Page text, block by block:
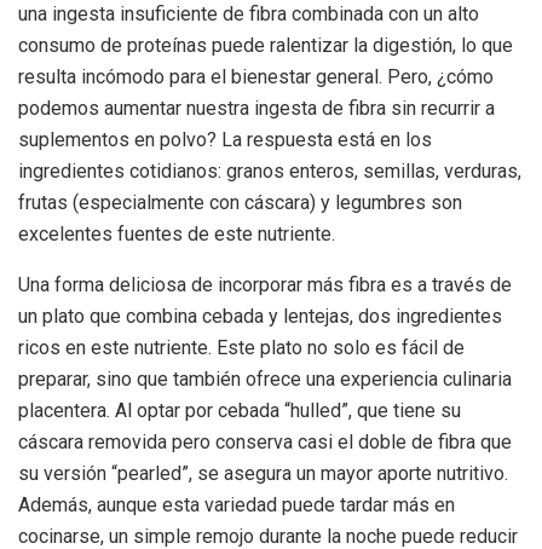
una ingesta insuficiente de fibra combinada con un alto
consumo de proteínas puede ralentizar la digestión, lo que
resulta incómodo para el bienestar general. Pero, ¿cómo
podemos aumentar nuestra ingesta de fibra sin recurrir a
suplementos en polvo? La respuesta está en los
ingredientes cotidianos: granos enteros, semillas, verduras,
frutas (especialmente con cáscara) y legumbres son
excelentes fuentes de este nutriente.
Una forma deliciosa de incorporar más fibra es a través de
un plato que combina cebada y lentejas, dos ingredientes
ricos en este nutriente. Este plato no solo es fácil de
preparar, sino que también ofrece una experiencia culinaria
placentera. Al optar por cebada “hulled”, que tiene su
cáscara removida pero conserva casi el doble de fibra que
su versión “pearled”, se asegura un mayor aporte nutritivo.
Además, aunque esta variedad puede tardar más en
cocinarse, un simple remojo durante la noche puede reducir